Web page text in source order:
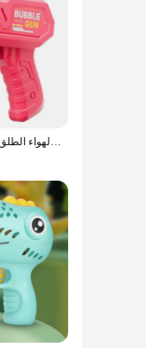
during
is sure to
is also
and
جديد مسامية رائد الفضاء الكهربائية فقاعة بندقية لعبة طفل فقاعات آلة التلقائي منفاخ الصابون مع ضوء الصيف في الهواء الطلق ألعاب الحفلات لعبة